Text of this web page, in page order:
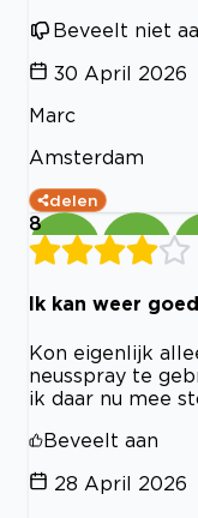
Beveelt niet
30 April 2026
Marc
Amsterdam
delen
8
Ik kan weer
Kon eigenlijk
neusspray te
ik daar nu mee
Beveelt aan
28 April 2026